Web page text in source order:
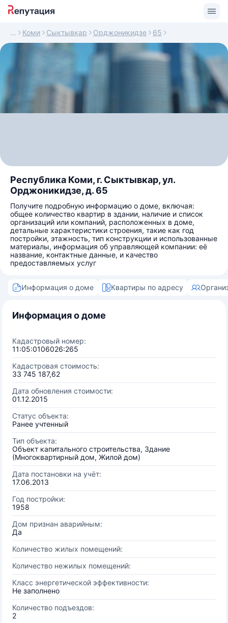
Коми Сыктывкар Орджоникидзе 65
Республика Коми, г. Сыктывкар, ул.
Орджоникидзе, д. 65
Получите подробную информацию о доме, включая:
общее количество квартир в здании, наличие и список
организаций или компаний, расположенных в доме,
детальные характеристики строения, такие как год
постройки, этажность, тип конструкции и использованные
материалы, информация об управляющей компании: её
название, контактные данные, и качество
предоставляемых услуг
Информация о доме Квартиры по адресу
Информация о доме
Кадастровый номер:
11:05:0106026:265
Кадастровая стоимость:
33 745 187,62
Дата обновления стоимости:
01.12.2015
Статус объекта:
Ранее учтенный
Тип объекта:
Объект капитального строительства, Здание
(Многоквартирный дом, Жилой дом)
Дата постановки на учёт:
17.06.2013
Год постройки:
1958
Дом признан аварийным:
Да
Количество жилых помещений:
Количество нежилых помещений:
Класс энергетической эффективности:
Не заполнено
Количество подъездов:
2